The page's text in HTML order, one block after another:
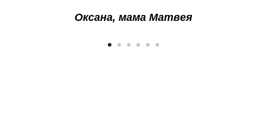
Оксана, мама Матвея